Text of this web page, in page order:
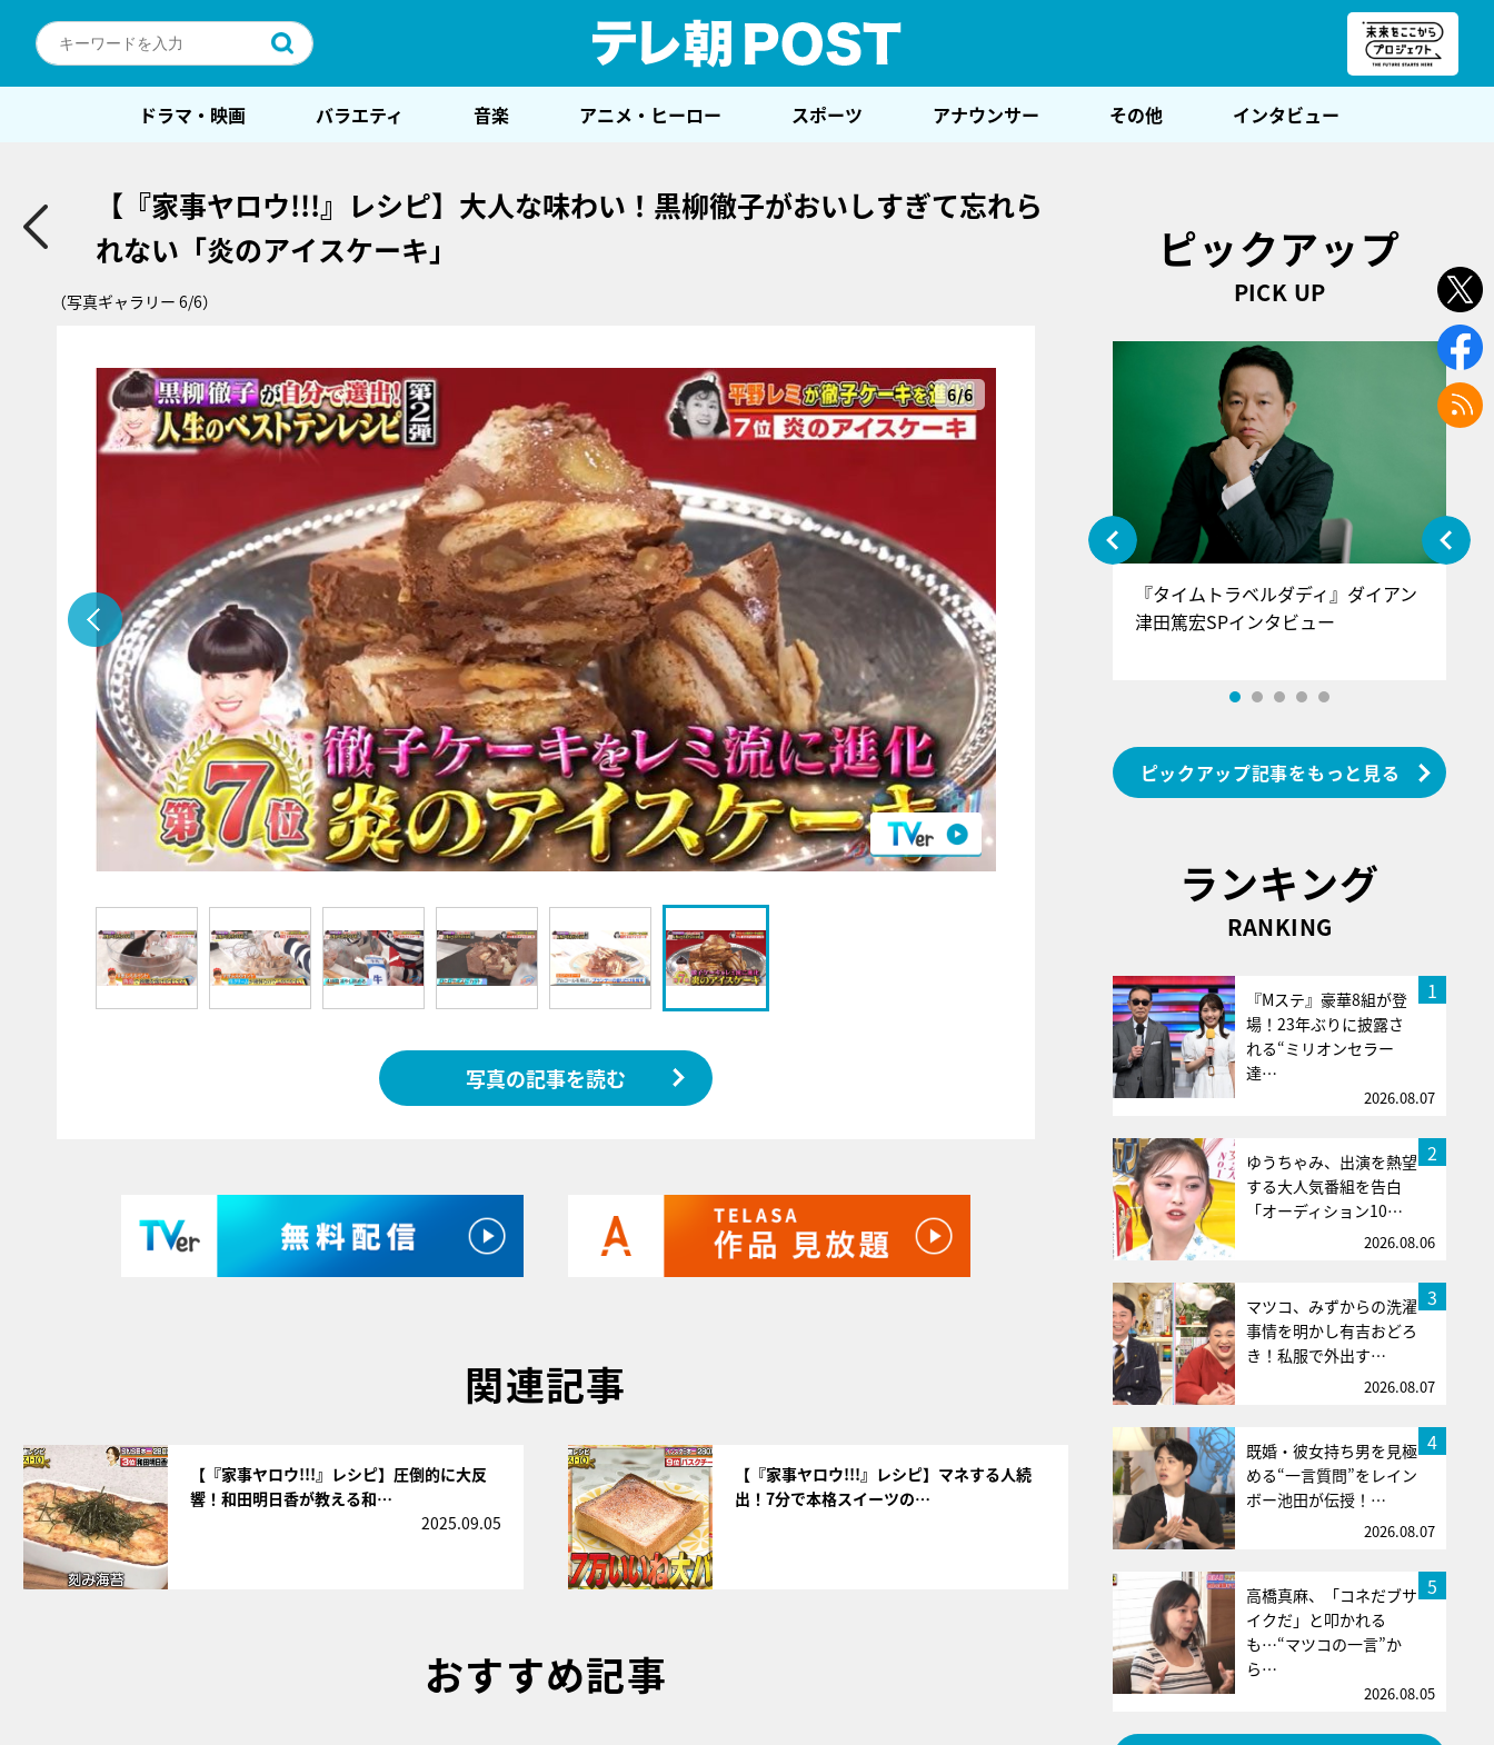
ドラマ・映画 バラエティ 音楽 アニメ・ヒーロー スポーツ アナウンサー その他 インタビュー
【『家事ヤロウ!!!』レシピ】大人な味わい！黒柳徹子がおいしすぎて忘れら
れない「炎のアイスケーキ」
（写真ギャラリー 6/6）
6/6
写真の記事を読む
関連記事
【『家事ヤロウ!!!』レシピ】圧倒的に大反
響！和田明日香が教える和…
2025.09.05
【『家事ヤロウ!!!』レシピ】マネする人続
出！7分で本格スイーツの…
おすすめ記事
ピックアップ
PICK UP
『アイ＝ラブ！げーみんぐ』＝LOV
E齋藤樹愛羅＆佐々木舞香SPインタ
ビュー
『タイムトラベルダディ』ダイアン
津田篤宏SPインタビュー
ピックアップ記事をもっと見る
ランキング
RANKING
1
『Mステ』豪華8組が登
場！23年ぶりに披露さ
れる“ミリオンセラー
達…
2026.08.07
2
ゆうちゃみ、出演を熱望
する大人気番組を告白
「オーディション10…
2026.08.06
3
マツコ、みずからの洗濯
事情を明かし有吉おどろ
き！私服で外出す…
2026.08.07
4
既婚・彼女持ち男を見極
める“一言質問”をレイン
ボー池田が伝授！…
2026.08.07
5
高橋真麻、「コネだブサ
イクだ」と叩かれる
も…“マツコの一言”か
ら…
2026.08.05